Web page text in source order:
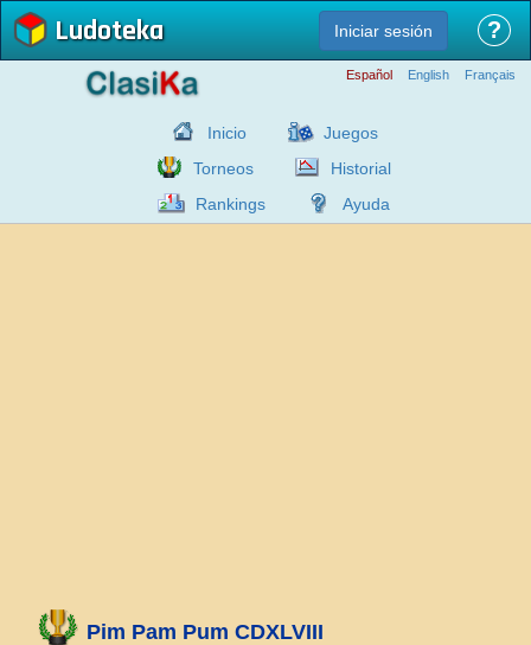
Ludoteka Iniciar sesión ?
Español English Français
Inicio
Juegos
Torneos
Historial
Rankings
Ayuda
Pim Pam Pum CDXLVIII